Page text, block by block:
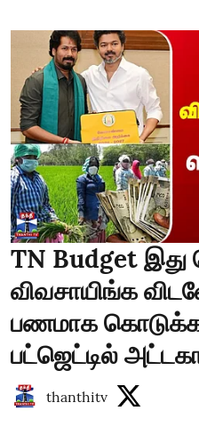
TN Budget இது
விவசாயிங்க
பணமாக
பட்ஜெட்டில்
thanthitv